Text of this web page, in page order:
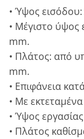
• Ύψος
• Μέγιστο ύψος
mm.
• Πλάτος: από
mm.
• Επιφάνεια
• Με
• Ύψος
• Πλάτος